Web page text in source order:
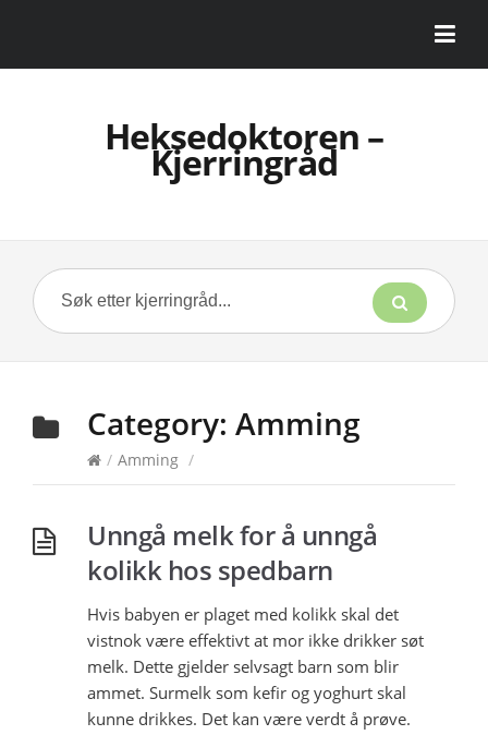
Heksedoktoren –
Kjerringråd
Category: Amming
/ Amming /
Unngå melk for å unngå
kolikk hos spedbarn
Hvis babyen er plaget med kolikk skal det
vistnok være effektivt at mor ikke drikker søt
melk. Dette gjelder selvsagt barn som blir
ammet. Surmelk som kefir og yoghurt skal
kunne drikkes. Det kan være verdt å prøve.